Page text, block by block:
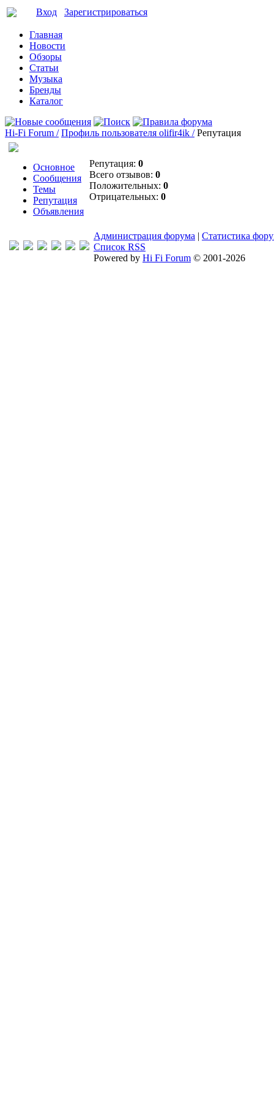
Вход Зарегистрироваться
Главная
Новости
Обзоры
Статьи
Музыка
Бренды
Каталог
Hi-Fi Forum / Профиль пользователя olifir4ik / Репутация
Основное
Сообщения
Темы
Репутация
Объявления
Репутация: 0
Всего отзывов: 0
Положительных: 0
Отрицательных: 0
Администрация форума | Статистика
Список RSS
Powered by Hi Fi Forum © 2001-2026